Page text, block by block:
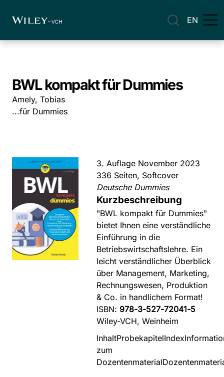
EN
BWL kompakt für Dummies
Amely, Tobias
...für Dummies
3. Auflage November 2023
336 Seiten, Softcover
Deutsche Dummies
Kurzbeschreibung
"BWL kompakt für Dummies"
bietet Ihnen eine verständliche
Einführung in die
Betriebswirtschaftslehre. Ein
leicht verständlicher Überblick
über Management, Marketing,
Rechnungswesen, Produktion
& Co. in handlichem Format!
ISBN: 978-3-527-72041-5
Wiley-VCH, Weinheim
InhaltProbekapitelIndex
zum
Dozentenmaterial